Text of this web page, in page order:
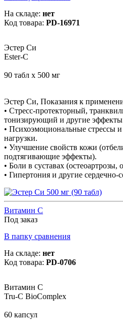
На складе: нет
Код товара: PD-16971
Эстер Си
Ester-C
90 табл х 500 мг
Эстер Си, Показания к
• Стресс-протекторный,
тонизирующий и другие
• Психоэмоциональные стрессы
нагрузки.
• Улучшение свойств кожи
подтягивающие эффекты).
• Боли в суставах (остеоартрозы,
• Гипертония и другие сердечно-
Витамин С
Под заказ
В папку сравнения
На складе: нет
Код товара: PD-0706
Витамин С
Tru-C BioComplex
60 капсул